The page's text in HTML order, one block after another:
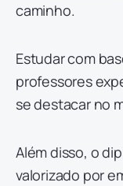
caminho.
Estudar com
professores
se destacar no
Além disso, o
valorizado por